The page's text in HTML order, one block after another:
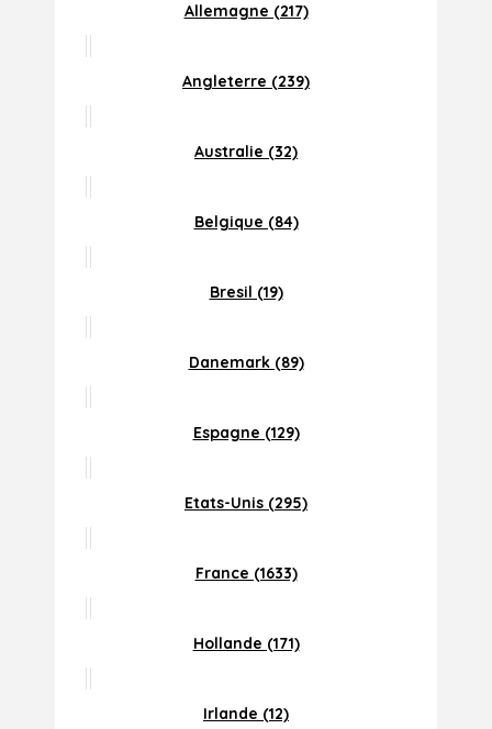
Allemagne (217)
Angleterre (239)
Australie (32)
Belgique (84)
Bresil (19)
Danemark (89)
Espagne (129)
Etats-Unis (295)
France (1633)
Hollande (171)
Irlande (12)